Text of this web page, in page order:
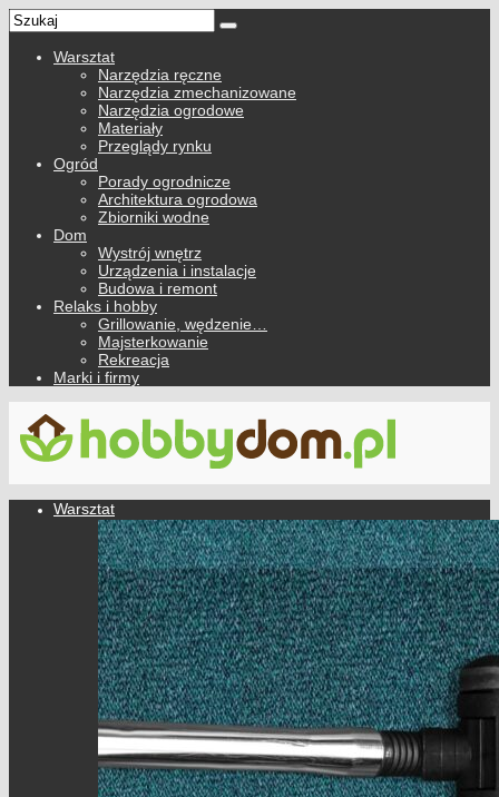
Warsztat
Narzędzia ręczne
Narzędzia zmechanizowane
Narzędzia ogrodowe
Materiały
Przeglądy rynku
Ogród
Porady ogrodnicze
Architektura ogrodowa
Zbiorniki wodne
Dom
Wystrój wnętrz
Urządzenia i instalacje
Budowa i remont
Relaks i hobby
Grillowanie, wędzenie…
Majsterkowanie
Rekreacja
Marki i firmy
Warsztat